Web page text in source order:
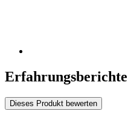
Dieses Produkt bewerten